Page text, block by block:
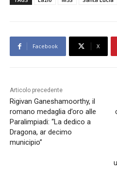
Facebook X
Articolo precedente
Rigivan Ganeshamoorthy, il
romano medaglia d’oro alle
Paralimpiadi: “La dedico a
Dragona, ar decimo
municipio”